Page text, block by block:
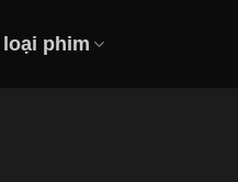
loại phim